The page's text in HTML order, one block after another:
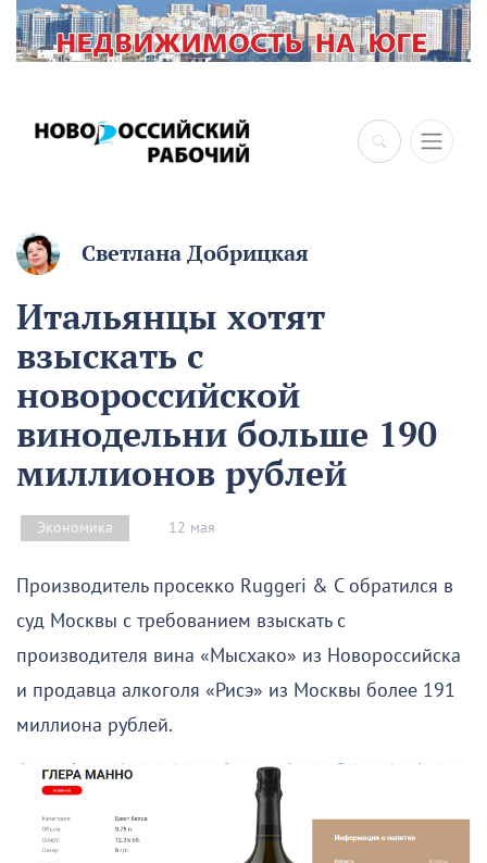
×
Светлана Добрицкая
Итальянцы хотят
взыскать с
новороссийской
винодельни больше 190
миллионов рублей
Экономика 12 мая
Производитель просекко Ruggeri & C обратился в
суд Москвы с требованием взыскать с
производителя вина «Мысхако» из Новороссийска
и продавца алкоголя «Рисэ» из Москвы более 191
миллиона рублей.